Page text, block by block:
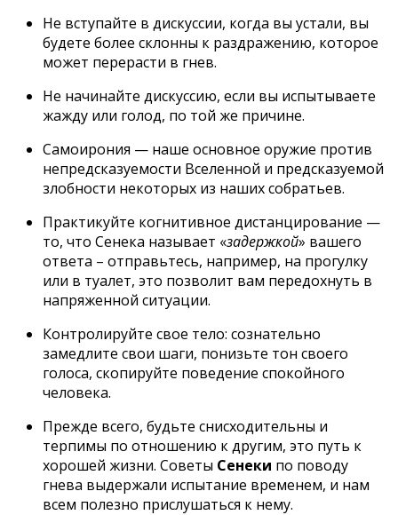
Не вступайте в дискуссии, когда вы устали, вы
будете более склонны к раздражению, которое
может перерасти в гнев.
Не начинайте дискуссию, если вы испытываете
жажду или голод, по той же причине.
Самоирония — наше основное оружие против
непредсказуемости Вселенной и предсказуемой
злобности некоторых из наших собратьев.
Практикуйте когнитивное дистанцирование —
то, что Сенека называет «задержкой» вашего
ответа – отправьтесь, например, на прогулку
или в туалет, это позволит вам передохнуть в
напряженной ситуации.
Контролируйте свое тело: сознательно
замедлите свои шаги, понизьте тон своего
голоса, скопируйте поведение спокойного
человека.
Прежде всего, будьте снисходительны и
терпимы по отношению к другим, это путь к
хорошей жизни. Советы Сенеки по поводу
гнева выдержали испытание временем, и нам
всем полезно прислушаться к нему.